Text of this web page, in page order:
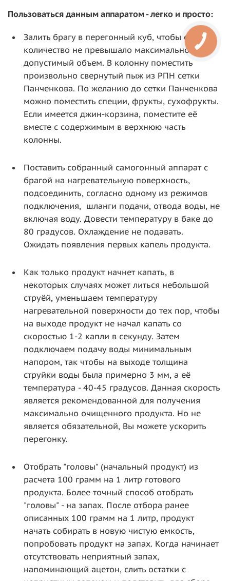
Пользоваться данным аппаратом - легко и просто:
Залить брагу в перегонный куб, чтобы её
количество не превышало максимально
допустимый объем. В колонну поместить
произвольно свернутый пыж из РПН сетки
Панченкова. По желанию до сетки Панченкова
можно поместить специи, фрукты, сухофрукты.
Если имеется джин-корзина, поместите её
вместе с содержимым в верхнюю часть
колонны.
Поставить собранный самогонный аппарат с
брагой на нагревательную поверхность,
подсоединить, согласно одному из режимов
подключения, шланги подачи, отвода воды, не
включая воду. Довести температуру в баке до
80 градусов. Охлаждение не подавать.
Ожидать появления первых капель продукта.
Как только продукт начнет капать, в
некоторых случаях может литься небольшой
струёй, уменьшаем температуру
нагревательной поверхности до тех пор, чтобы
на выходе продукт не начал капать со
скоростью 1-2 капли в секунду. Затем
подключаем подачу воды минимальным
напором, так чтобы на выходе толщина
струйки воды была примерно 3 мм, а её
температура - 40-45 градусов. Данная скорость
является рекомендованной для получения
максимально очищенного продукта. Но не
является обязательной, Вы можете ускорить
перегонку.
Отобрать "головы" (начальный продукт) из
расчета 100 грамм на 1 литр готового
продукта. Более точный способ отобрать
"головы" - на запах. После отбора ранее
описанных 100 грамм на 1 литр, продукт
начать собирать в новую чистую емкость,
попробовать продукт на запах. Когда начинает
отсутствовать неприятный запах,
напоминающий ацетон, слить остатки с